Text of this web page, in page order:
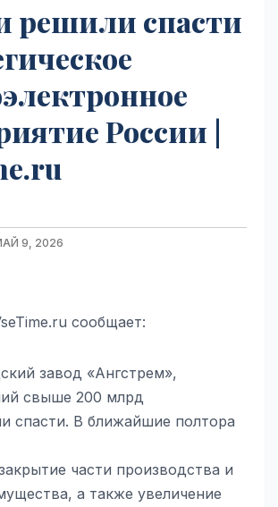
решили спасти
России |
9, 2026
сообщает:
завод «Ангстрем»,
свыше 200 млрд
спасти. В ближайшие полтора
части производства и
а также увеличение